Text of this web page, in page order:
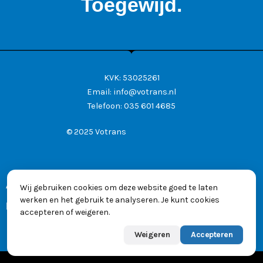
Toegewijd.
KVK: 53025261
Email: info@votrans.nl
Telefoon: 035 601 4685
© 2025 Votrans
Algemene voorwaarden
Privacyverklaring
Wij gebruiken cookies om deze website goed te laten
werken en het gebruik te analyseren. Je kunt cookies
accepteren of weigeren.
Weigeren Accepteren